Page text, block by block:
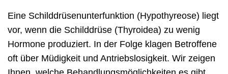
Eine Schilddrüsenunterfunktion (Hypothyreose) liegt
vor, wenn die Schilddrüse (Thyroidea) zu wenig
Hormone produziert. In der Folge klagen Betroffene
oft über Müdigkeit und Antriebslosigkeit. Wir zeigen